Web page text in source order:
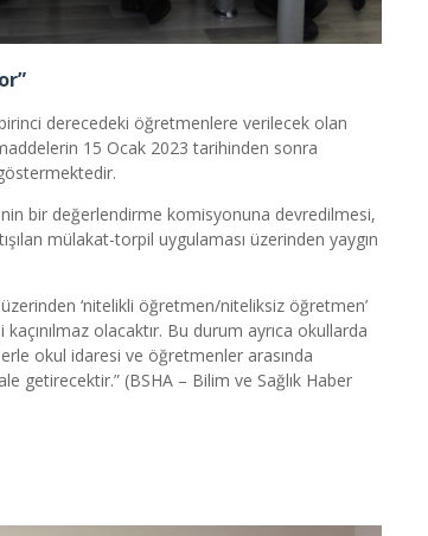
derecedeki öğretmenlere verilecek olan
15 Ocak 2023 tarihinden sonra
bir değerlendirme komisyonuna devredilmesi,
mülakat-torpil uygulaması üzerinden yaygın
‘nitelikli öğretmen/niteliksiz öğretmen’
olacaktır. Bu durum ayrıca okullarda
okul idaresi ve öğretmenler arasında
getirecektir.” (BSHA – Bilim ve Sağlık Haber